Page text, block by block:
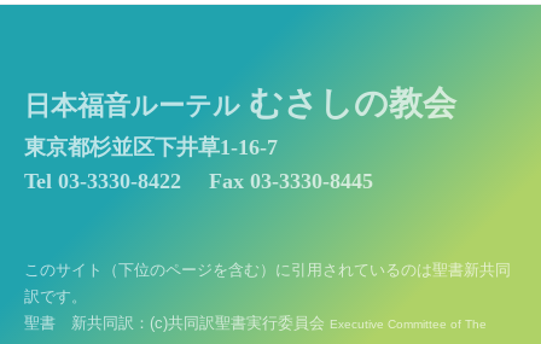
日本福音ルーテル むさしの教会
東京都杉並区下井草1-16-7
Tel 03-3330-8422
Fax 03-3330-8445
このサイト（下位のページを含む）に引用されているのは聖書新共同
訳です。
聖書 新共同訳：(c)共同訳聖書実行委員会 Executive Committee of The